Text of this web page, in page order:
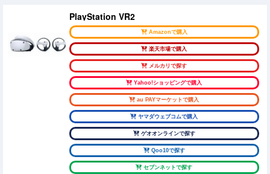
PlayStation VR2
Amazonで購入
楽天市場で購入
メルカリで探す
Yahoo!ショッピングで購入
au PAYマーケットで購入
ヤマダウェブコムで購入
ゲオオンラインで探す
Qoo10で探す
セブンネットで探す